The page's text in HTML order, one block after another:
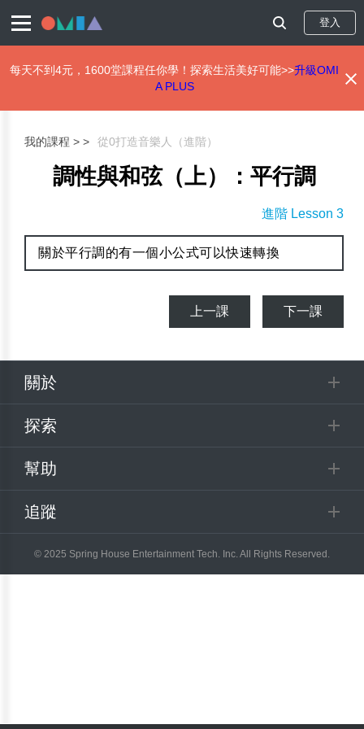
登入
每天不到4元，1600堂課程任你學！探索生活美好可能>>升級OMI
A PLUS
我的課程 > 從0打造音樂人（進階）
調性與和弦（上）：平行調
進階 Lesson 3
關於平行調的有一個小公式可以快速轉換
上一課 下一課
關於
探索
幫助
追蹤
© 2025 Spring House Entertainment Tech. Inc. All Rights Reserved.